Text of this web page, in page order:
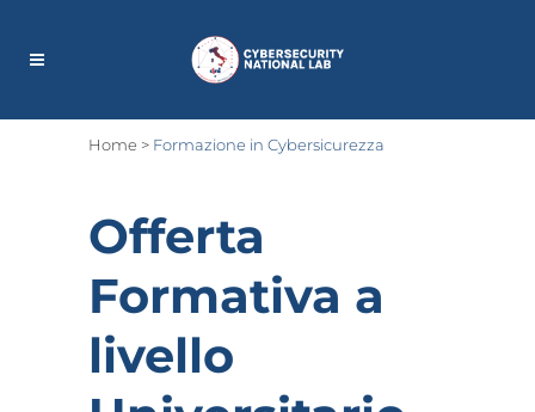
Home > Formazione in Cybersicurezza
Offerta
Formativa a
livello